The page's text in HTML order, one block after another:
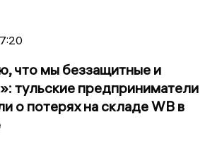
что мы беззащитные и
тульские предприниматели
о потерях на складе WB в